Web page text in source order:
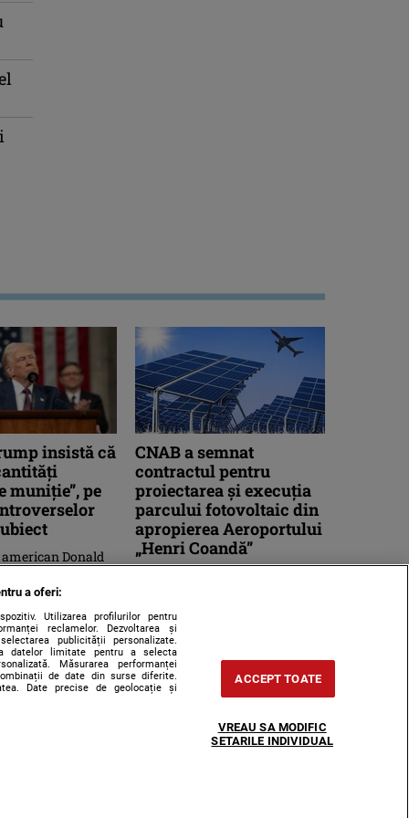
insistă că
muniţie”, pe
Donald
muniţiei
cu Iranul, ...
CNAB a semnat
contractul pentru
proiectarea şi execuţia
parcului fotovoltaic din
apropierea Aeroportului
„Henri Coandă”
semnat contractul pentru
proiectarea şi execuţia parcului
fotovoltaic ...
a oferi:
Utilizarea profilurilor pentru
reclamelor. Dezvoltarea și
publicității personalizate.
datelor limitate pentru a selecta
Măsurarea performanței
de date din surse diferite.
Date precise de geolocație și
ACCEPT TOATE
VREAU SA MODIFIC
SETARILE INDIVIDUAL